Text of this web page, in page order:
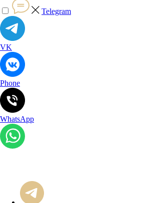
Telegram
VK
Phone
WhatsApp